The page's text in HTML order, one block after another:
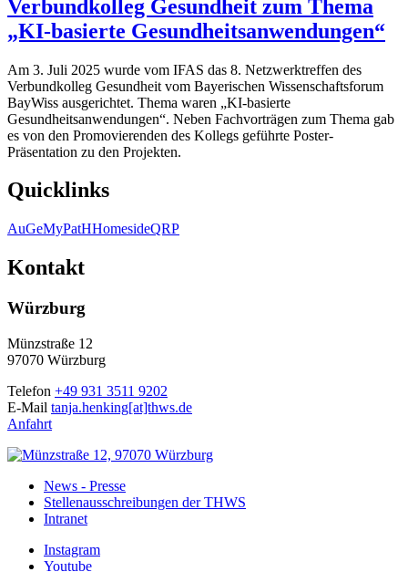
Verbundkolleg Gesundheit zum Thema
„KI-basierte Gesundheitsanwendungen“
Am 3. Juli 2025 wurde vom IFAS das 8. Netzwerktreffen des
Verbundkolleg Gesundheit vom Bayerischen Wissenschaftsforum
BayWiss ausgerichtet. Thema waren „KI-basierte
Gesundheitsanwendungen“. Neben Fachvorträgen zum Thema gab
es von den Promovierenden des Kollegs geführte Poster-
Präsentation zu den Projekten.
Quicklinks
AuGeMyPatHHomesideQRP
Kontakt
Würzburg
Münzstraße 12
97070 Würzburg
Telefon +49 931 3511 9202
E-Mail tanja.henking[at]thws.de
Anfahrt
News - Presse
Stellenausschreibungen der THWS
Intranet
Instagram
Youtube